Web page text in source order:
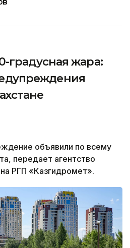
градусная жара:
объявили по всему
передает агентство
РГП «Казгидромет».